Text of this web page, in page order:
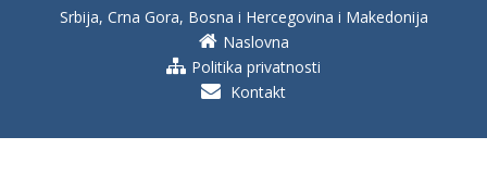
Srbija, Crna Gora, Bosna i Hercegovina i Makedonija
Naslovna
Politika privatnosti
Kontakt